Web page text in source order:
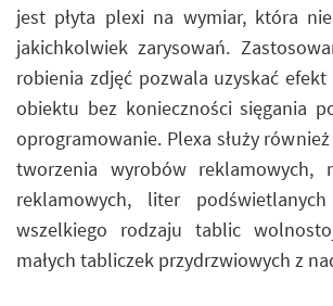
jest płyta plexi na wymiar, która
jakichkolwiek zarysowań.
robienia zdjęć pozwala uzyskać
obiektu bez konieczności sięgania
oprogramowanie. Plexa służy
tworzenia wyrobów reklamowych,
reklamowych, liter
wszelkiego rodzaju tablic
małych tabliczek przydrzwiowych z